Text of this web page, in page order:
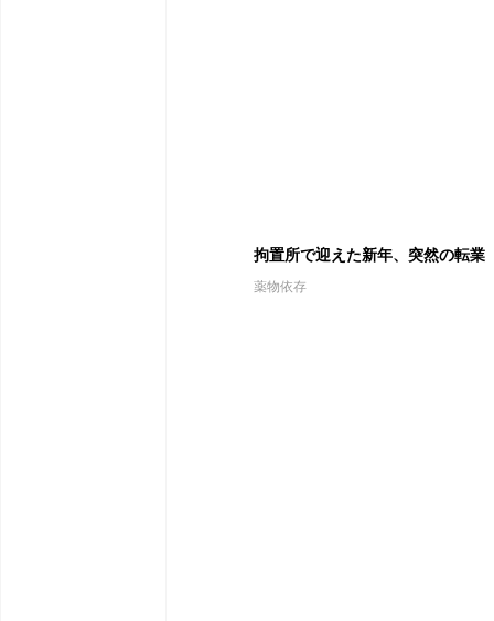
拘置所で迎えた新年、突然の転業
薬物依存